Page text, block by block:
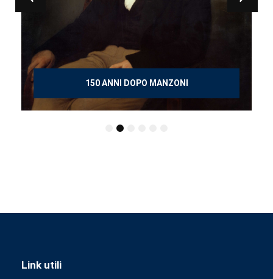
150 ANNI DOPO MANZONI
Link utili